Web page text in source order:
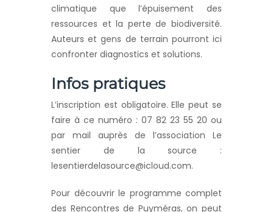
climatique que l’épuisement des
ressources et la perte de biodiversité.
Auteurs et gens de terrain pourront ici
confronter diagnostics et solutions.
Infos pratiques
L’inscription est obligatoire. Elle peut se
faire à ce numéro : 07 82 23 55 20 ou
par mail auprès de l’association Le
sentier de la source :
lesentierdelasource@icloud.com.
Pour découvrir le programme complet
des Rencontres de Puyméras, on peut